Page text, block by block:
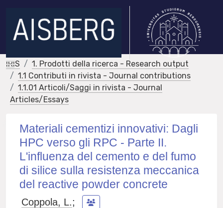
IRIS
1. Prodotti della ricerca - Research output
1.1 Contributi in rivista - Journal contributions
1.1.01 Articoli/Saggi in rivista - Journal
Articles/Essays
Materiali cementizi innovativi: Dagli
HPC verso gli RPC - Parte II.
L'influenza del cemento e del fumo
di silice sulla resistenza meccanica
del reactive powder concrete
Coppola, L.;